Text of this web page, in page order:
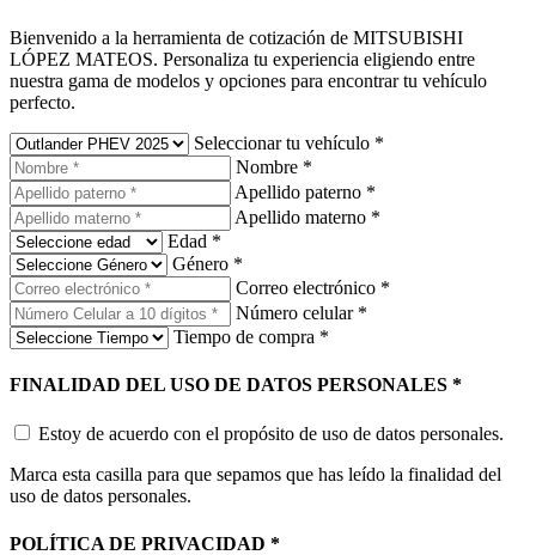
Bienvenido a la herramienta de cotización de MITSUBISHI
LÓPEZ MATEOS. Personaliza tu experiencia eligiendo entre
nuestra gama de modelos y opciones para encontrar tu vehículo
perfecto.
Seleccionar tu vehículo *
Nombre *
Apellido paterno *
Apellido materno *
Edad *
Género *
Correo electrónico *
Número celular *
Tiempo de compra *
FINALIDAD DEL USO DE DATOS PERSONALES *
Estoy de acuerdo con el propósito de uso de datos personales.
Marca esta casilla para que sepamos que has leído la finalidad del
uso de datos personales.
POLÍTICA DE PRIVACIDAD *